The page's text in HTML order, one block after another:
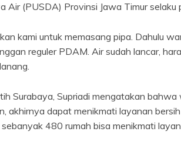
(PUSDA) Provinsi Jawa Timur selaku
kami untuk memasang pipa. Dahulu
reguler PDAM. Air sudah lancar,
Surabaya, Supriadi mengatakan
akhirnya dapat menikmati layanan
480 rumah bisa menikmati